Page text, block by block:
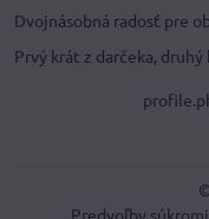
Dvojnásobná radosť pre
Prvý krát z darčeka, druhý
©
Predvoľby